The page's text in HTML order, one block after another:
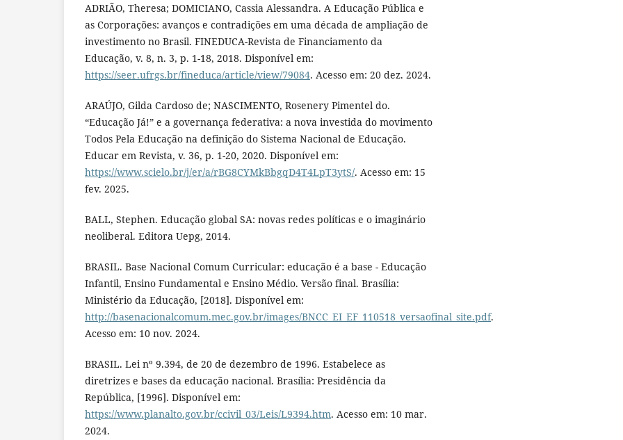
ADRIÃO, Theresa; DOMICIANO, Cassia Alessandra. A Educação Pública e
as Corporações: avanços e contradições em uma década de ampliação de
investimento no Brasil. FINEDUCA-Revista de Financiamento da
Educação, v. 8, n. 3, p. 1-18, 2018. Disponível em:
https://seer.ufrgs.br/fineduca/article/view/79084. Acesso em: 20 dez. 2024.
ARAÚJO, Gilda Cardoso de; NASCIMENTO, Rosenery Pimentel do.
“Educação Já!” e a governança federativa: a nova investida do movimento
Todos Pela Educação na definição do Sistema Nacional de Educação.
Educar em Revista, v. 36, p. 1-20, 2020. Disponível em:
https://www.scielo.br/j/er/a/rBG8CYMkBbgqD4T4LpT3ytS/. Acesso em: 15
fev. 2025.
BALL, Stephen. Educação global SA: novas redes políticas e o imaginário
neoliberal. Editora Uepg, 2014.
BRASIL. Base Nacional Comum Curricular: educação é a base - Educação
Infantil, Ensino Fundamental e Ensino Médio. Versão final. Brasília:
Ministério da Educação, [2018]. Disponível em:
http://basenacionalcomum.mec.gov.br/images/BNCC_EI_EF_110518_versaofinal_site.pdf.
Acesso em: 10 nov. 2024.
BRASIL. Lei nº 9.394, de 20 de dezembro de 1996. Estabelece as
diretrizes e bases da educação nacional. Brasília: Presidência da
República, [1996]. Disponível em:
https://www.planalto.gov.br/ccivil_03/Leis/L9394.htm. Acesso em: 10 mar.
2024.